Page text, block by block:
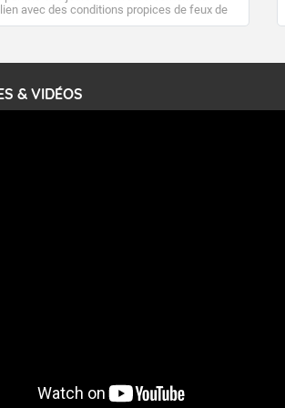
avec des conditions propices de feux de
ce que le mistral ? Quelles sont ses
de 50 km/h et atteindre 80 à 100 km/h
davantage. Il parcourt la basse vallée
la Provence et envahit le littoral
à partir de la Camargue.
& VIDÉOS